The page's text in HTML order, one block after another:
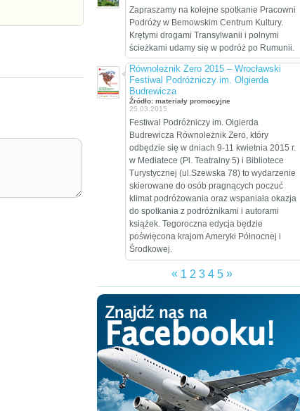
celem są Stany
Zjednoczone, które
zamierzają przejechać
wzdłuż i wszerz w
trakcie dwumiesięcznej
eskapady.
Zapraszamy na kolejne spotkanie Pracowni
Podróży w Bemowskim Centrum Kultury.
Krętymi drogami Transylwanii i polnymi
ścieżkami udamy się w podróż po Rumunii.
Równoleżnik Zero 2015 – Wrocławski
Festiwal Podróżniczy im. Olgierda
Budrewicza
Źródło: materiały promocyjne
25.03.2015
Festiwal Podróżniczy im. Olgierda
Budrewicza Równoleżnik Zero, który
odbędzie się w dniach 9-11 kwietnia 2015 r.
w Mediatece (Pl. Teatralny 5) i Bibliotece
Turystycznej (ul.Szewska 78) to wydarzenie
skierowane do osób pragnących poczuć
klimat podróżowania oraz wspaniała okazja
do spotkania z podróżnikami i autorami
książek. Tegoroczna edycja będzie
poświęcona krajom Ameryki Północnej i
Środkowej.
« 1 2 3 4 5 »